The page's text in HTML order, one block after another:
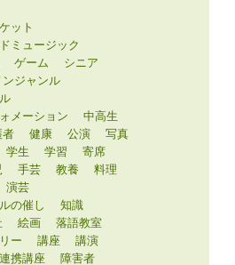
ット
ミュージック
ゲーム
シニア
ンジャンル
メーション
中高生
健康 公演
写真
学生 学習
寄席
手芸 教養
料理
演芸
の催し
知識
絵画
落語教室
ー
講座
講演
携講座
障害者